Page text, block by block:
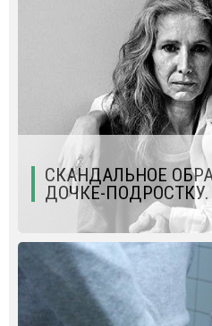
СКАНДАЛЬНОЕ
ДОЧКЕ-ПОДРОСТКУ.